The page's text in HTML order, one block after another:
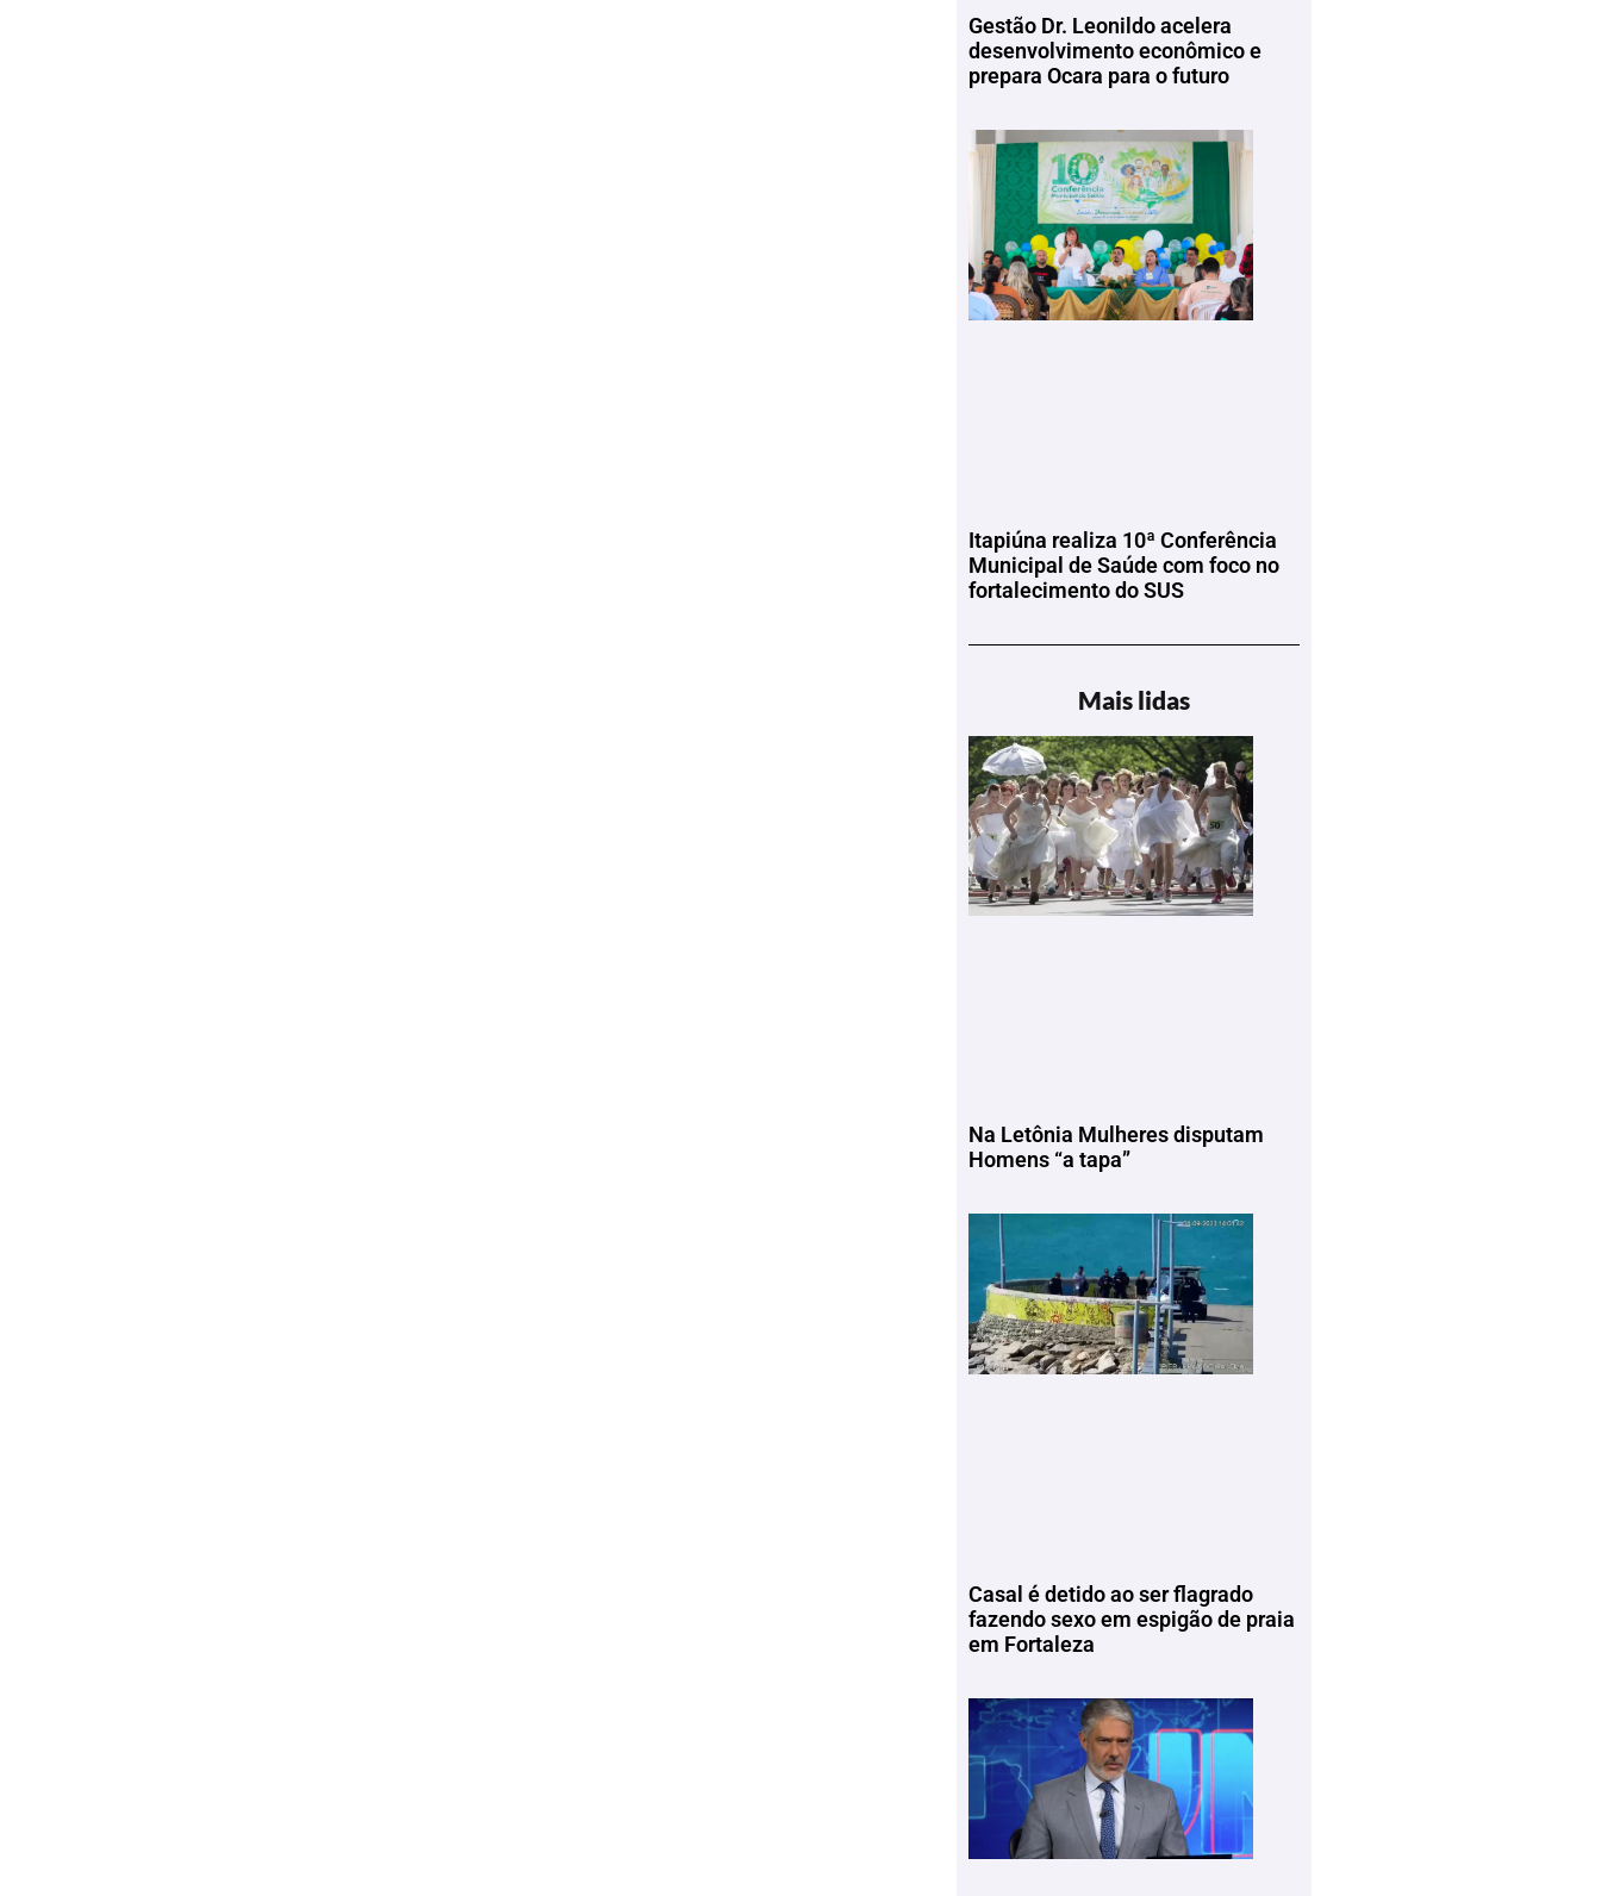
Gestão Dr. Leonildo acelera
desenvolvimento econômico e
prepara Ocara para o futuro
Itapiúna realiza 10ª Conferência
Municipal de Saúde com foco no
fortalecimento do SUS
Mais lidas
Na Letônia Mulheres disputam
Homens “a tapa”
Casal é detido ao ser flagrado
fazendo sexo em espigão de praia
em Fortaleza